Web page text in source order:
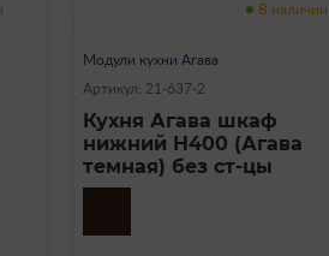
В наличии
Модули кухни Агава
Артикул: 21-637-2
Кухня Агава шкаф
нижний Н400 (Агава
темная) без ст-цы